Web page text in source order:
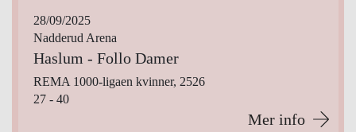
28/09/2025
Nadderud Arena
Haslum - Follo Damer
REMA 1000-ligaen kvinner, 2526
27 - 40
Mer info